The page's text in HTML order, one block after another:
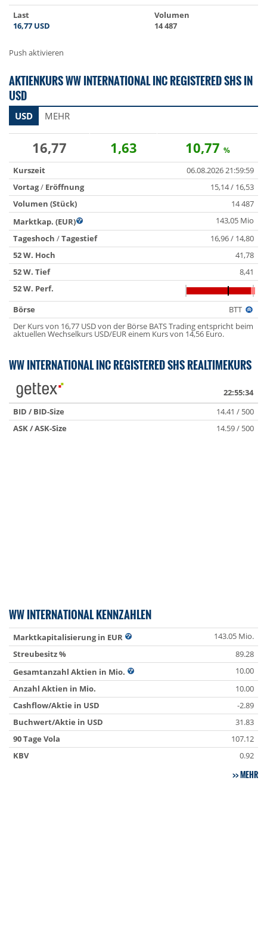
Last
16,77 USD
Volumen
14 487
Push aktivieren
AKTIENKURS WW INTERNATIONAL INC REGISTERED SHS IN
USD
USD MEHR
16,77 1,63 10,77 %
Kurszeit
06.08.2026 21:59:59
Vortag/ Eröffnung
15,14 / 16,53
Volumen (Stück)
14 487
Marktkap. (EUR)
143,05 Mio
Tageshoch /Tagestief
16,96 / 14,80
52 W. Hoch
41,78
52 W. Tief
8,41
52 W. Perf.
Börse
BTT
Der Kurs von 16,77 USD von der Börse BATS Trading entspricht beim
aktuellen Wechselkurs USD/EUR einem Kurs von 14,56 Euro.
WW INTERNATIONAL INC REGISTERED SHS REALTIMEKURS
22:55:34
BID / BID-Size
14.41 / 500
ASK / ASK-Size
14.59 / 500
WW INTERNATIONAL KENNZAHLEN
Marktkapitalisierung in EUR
143.05 Mio.
Streubesitz %
89.28
Gesamtanzahl Aktien in Mio.
10.00
Anzahl Aktien in Mio.
10.00
Cashflow/Aktie in USD
-2.89
Buchwert/Aktie in USD
31.83
90 Tage Vola
107.12
KBV
0.92
MEHR